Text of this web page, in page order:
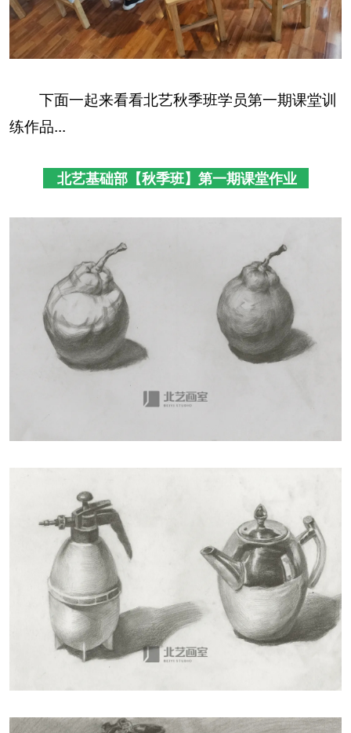
下面一起来看看北艺秋季班学员第一期课堂训
练作品...
北艺基础部【秋季班】第一期课堂作业